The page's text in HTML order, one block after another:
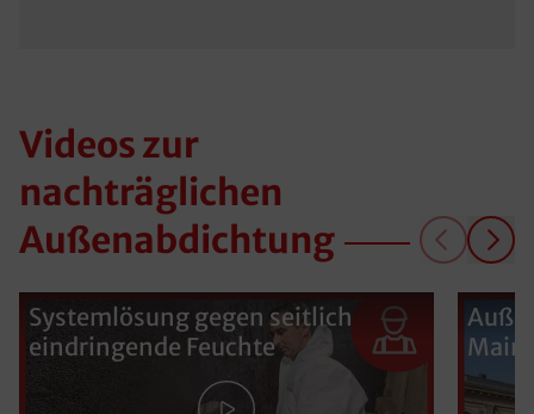
Videos zur
nachträglichen
Außenabdichtung
Systemlösung gegen seitlich
eindringende Feuchte